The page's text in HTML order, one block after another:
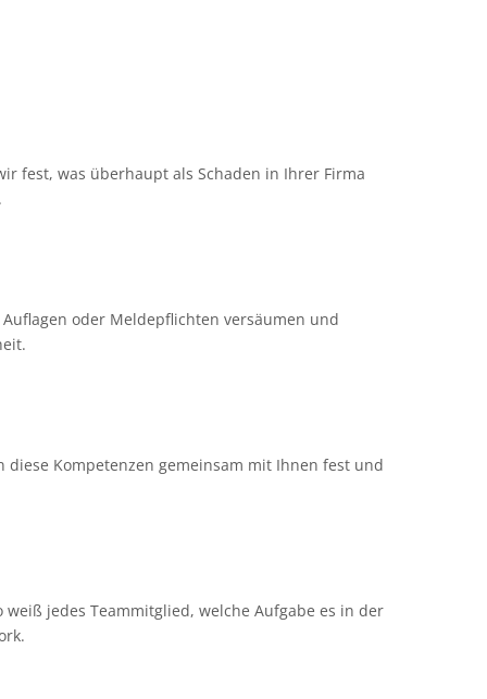
fest, was überhaupt als Schaden in Ihrer Firma
oder Meldepflichten versäumen und
Kompetenzen gemeinsam mit Ihnen fest und
jedes Teammitglied, welche Aufgabe es in der